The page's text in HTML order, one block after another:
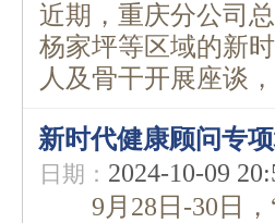
近期，重庆分公司
杨家坪等区域的新
人及骨干开展座谈
新时代健康顾问专
日期： 2024-10-09
9月28日-30日，“